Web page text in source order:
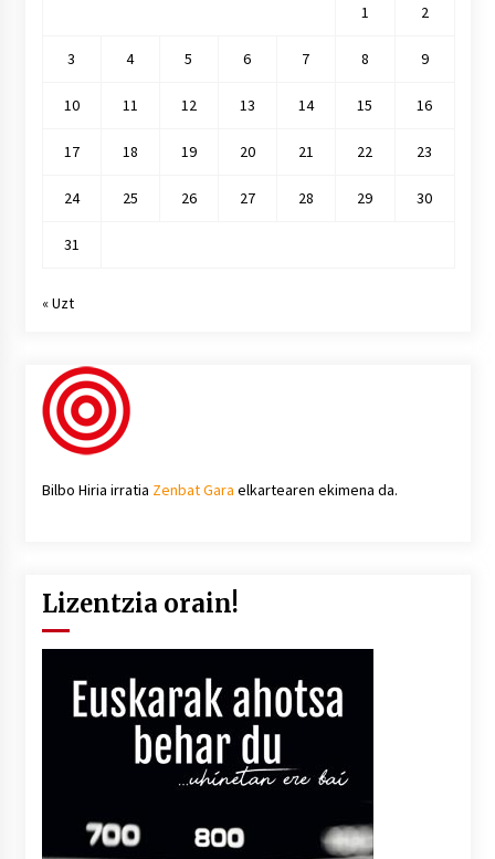
1
2
3 4 5 6 7 8 9
10 11 12 13 14 15 16
17 18 19 20 21 22 23
24 25 26 27 28 29 30
31
« Uzt
Bilbo Hiria irratia Zenbat Gara elkartearen ekimena da.
Lizentzia orain!